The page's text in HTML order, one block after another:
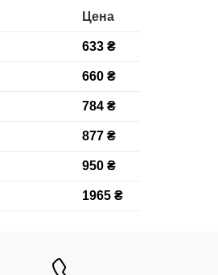
Цена
633 ₴
660 ₴
784 ₴
877 ₴
950 ₴
1965 ₴